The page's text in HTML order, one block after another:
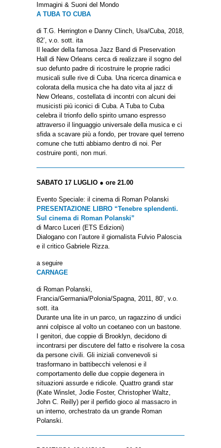
Immagini & Suoni del Mondo
A TUBA TO CUBA
di T.G. Herrington e Danny Clinch, Usa/Cuba, 2018,
82’, v.o. sott. ita
Il leader della famosa Jazz Band di Preservation
Hall di New Orleans cerca di realizzare il sogno del
suo defunto padre di ricostruire le proprie radici
musicali sulle rive di Cuba. Una ricerca dinamica e
colorata della musica che ha dato vita al jazz di
New Orleans, costellata di incontri con alcuni dei
musicisti più iconici di Cuba. A Tuba to Cuba
celebra il trionfo dello spirito umano espresso
attraverso il linguaggio universale della musica e ci
sfida a scavare più a fondo, per trovare quel terreno
comune che tutti abbiamo dentro di noi. Per
costruire ponti, non muri.
SABATO 17 LUGLIO ● ore 21.00
Evento Speciale: il cinema di Roman Polanski
PRESENTAZIONE LIBRO “Tenebre splendenti.
Sul cinema di Roman Polanski”
di Marco Luceri (ETS Edizioni)
Dialogano con l’autore il giornalista Fulvio Paloscia
e il critico Gabriele Rizza.
a seguire
CARNAGE
di Roman Polanski,
Francia/Germania/Polonia/Spagna, 2011, 80’, v.o.
sott. ita
Durante una lite in un parco, un ragazzino di undici
anni colpisce al volto un coetaneo con un bastone.
I genitori, due coppie di Brooklyn, decidono di
incontrarsi per discutere del fatto e risolvere la cosa
da persone civili. Gli iniziali convenevoli si
trasformano in battibecchi velenosi e il
comportamento delle due coppie degenera in
situazioni assurde e ridicole. Quattro grandi star
(Kate Winslet, Jodie Foster, Christopher Waltz,
John C. Reilly) per il perfido gioco al massacro in
un interno, orchestrato da un grande Roman
Polanski.